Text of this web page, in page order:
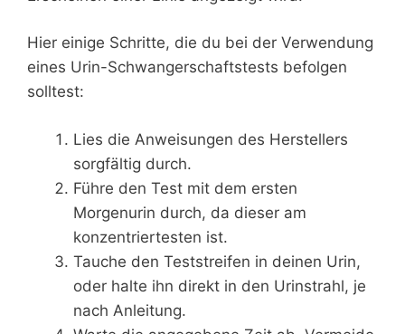
Hier einige Schritte, die du bei der Verwendung
eines Urin-Schwangerschaftstests befolgen
solltest:
Lies die Anweisungen des Herstellers
sorgfältig durch.
Führe den Test mit dem ersten
Morgenurin durch, da dieser am
konzentriertesten ist.
Tauche den Teststreifen in deinen Urin,
oder halte ihn direkt in den Urinstrahl, je
nach Anleitung.